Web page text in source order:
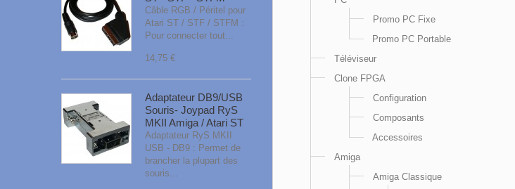
Câble RGB / Péritel pour
Atari ST / STF / STFM :
Pour connecter tout...
14,75 €
Adaptateur DB9/USB
Souris- Joypad RyS
MKII Amiga / Atari ST
Adaptateur RyS MKII
USB - DB9 : Permet de
brancher la plupart des
souris...
Promo PC Fixe
Promo PC Portable
Téléviseur
Clone FPGA
Configuration
Composants
Accessoires
Amiga
Amiga Classique